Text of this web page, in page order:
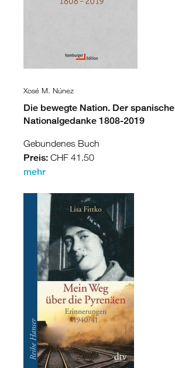
Xosé M. Núnez
Die bewegte Nation. Der spanische
Nationalgedanke 1808-2019
Gebundenes Buch
Preis: CHF 41.50
mehr